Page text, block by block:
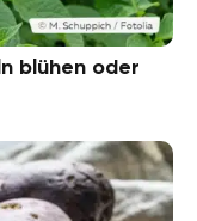
blühen oder